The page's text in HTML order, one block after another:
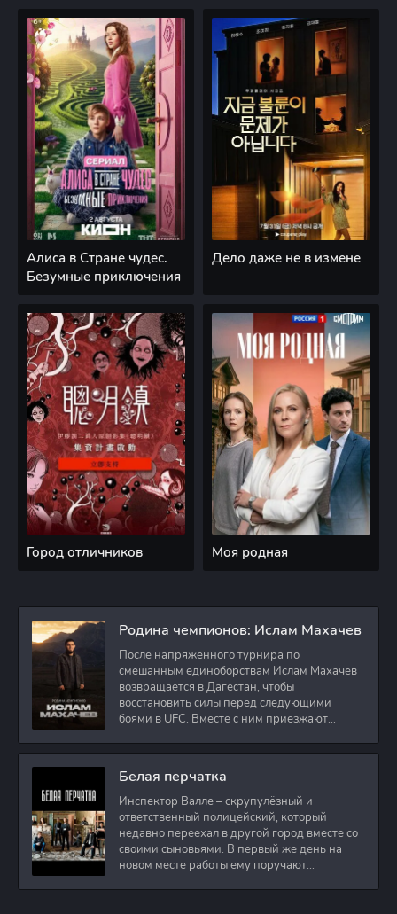
Алиса в Стране чудес.
Безумные приключения
Дело даже не в измене
Город отличников Моя родная
Родина чемпионов: Ислам Махачев
После напряженного турнира по
смешанным единоборствам Ислам Махачев
возвращается в Дагестан, чтобы
восстановить силы перед следующими
боями в UFC. Вместе с ним приезжают
Белая перчатка
Инспектор Валле – скрупулёзный и
ответственный полицейский, который
недавно переехал в другой город вместе со
своими сыновьями. В первый же день на
новом месте работы ему поручают